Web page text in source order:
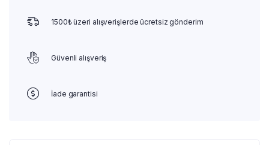
1500₺ üzeri alışverişlerde ücretsiz gönderim
Güvenli alışveriş
İade garantisi